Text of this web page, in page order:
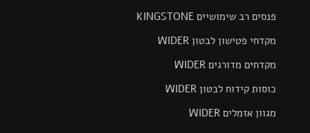
פנסים רב שימושיים KINGSTONE
מקדחי פטישון לבטון WIDER
מקדחים מדורגים WIDER
כוסות קידוח לבטון WIDER
מגוון אזמלים WIDER